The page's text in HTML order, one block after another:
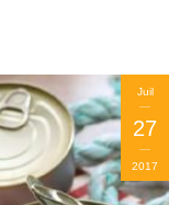
Juil
27
2017